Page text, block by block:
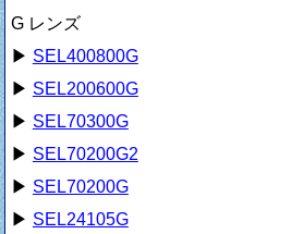
G レンズ
▶ SEL400800G
▶ SEL200600G
▶ SEL70300G
▶ SEL70200G2
▶ SEL70200G
▶ SEL24105G